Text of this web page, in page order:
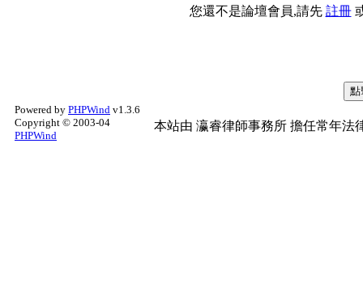
您還不是論壇會員,請先 註冊
Powered by PHPWind v1.3.6
Copyright © 2003-04
PHPWind
本站由 瀛睿律師事務所 擔任常年法